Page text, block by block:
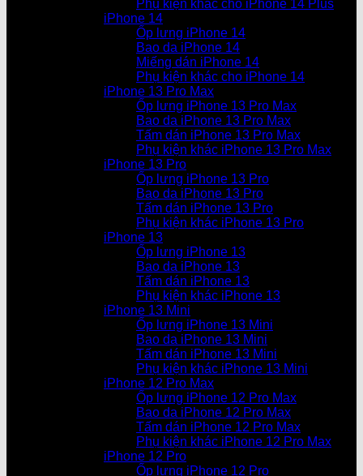
Phụ kiện khác cho iPhone 14 Plus
iPhone 14
Ốp lưng iPhone 14
Bao da iPhone 14
Miếng dán iPhone 14
Phụ kiện khác cho iPhone 14
iPhone 13 Pro Max
Ốp lưng iPhone 13 Pro Max
Bao da iPhone 13 Pro Max
Tấm dán iPhone 13 Pro Max
Phụ kiện khác iPhone 13 Pro Max
iPhone 13 Pro
Ốp lưng iPhone 13 Pro
Bao da iPhone 13 Pro
Tấm dán iPhone 13 Pro
Phụ kiện khác iPhone 13 Pro
iPhone 13
Ốp lưng iPhone 13
Bao da iPhone 13
Tấm dán iPhone 13
Phụ kiện khác iPhone 13
iPhone 13 Mini
Ốp lưng iPhone 13 Mini
Bao da iPhone 13 Mini
Tấm dán iPhone 13 Mini
Phụ kiện khác iPhone 13 Mini
iPhone 12 Pro Max
Ốp lưng iPhone 12 Pro Max
Bao da iPhone 12 Pro Max
Tấm dán iPhone 12 Pro Max
Phụ kiện khác iPhone 12 Pro Max
iPhone 12 Pro
Ốp lưng iPhone 12 Pro